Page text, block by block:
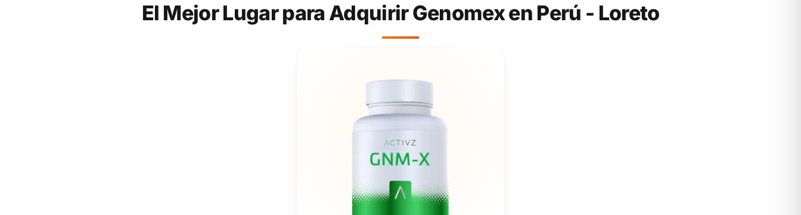
El Mejor Lugar para Adquirir Genomex en Perú - Loreto